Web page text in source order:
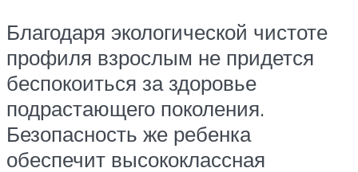
Благодаря экологической чистоте
профиля взрослым не придется
беспокоиться за здоровье
подрастающего поколения.
Безопасность же ребенка
обеспечит высококлассная